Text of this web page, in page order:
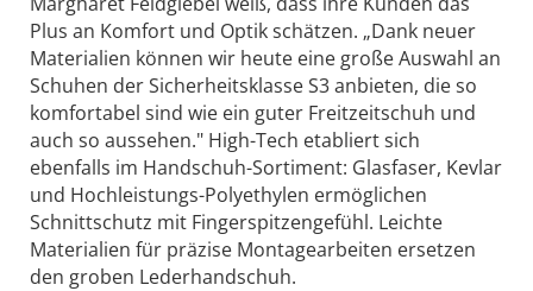
Plus an Komfort und Optik schätzen. „Dank neuer
Materialien können wir heute eine große Auswahl an
Schuhen der Sicherheitsklasse S3 anbieten, die so
komfortabel sind wie ein guter Freitzeitschuh und
auch so aussehen." High-Tech etabliert sich
ebenfalls im Handschuh-Sortiment: Glasfaser, Kevlar
und Hochleistungs-Polyethylen ermöglichen
Schnittschutz mit Fingerspitzengefühl. Leichte
Materialien für präzise Montagearbeiten ersetzen
den groben Lederhandschuh.